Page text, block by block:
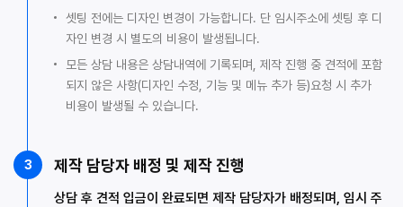
셋팅 전에는 디자인 변경이 가능합니다. 단 임시주소에 셋팅 후 디
자인 변경 시 별도의 비용이 발생됩니다.
모든 상담 내용은 상담내역에 기록되며, 제작 진행 중 견적에 포함
되지 않은 사항(디자인 수정, 기능 및 메뉴 추가 등)요청 시 추가
비용이 발생될 수 있습니다.
3 제작 담당자 배정 및 제작 진행
상담 후 견적 입금이 완료되면 제작 담당자가 배정되며, 임시 주